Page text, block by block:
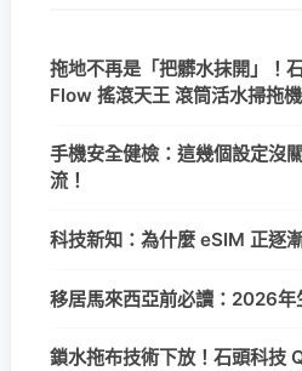
拖地不再是「把髒水抹開」！
Flow 搖滾天王 滾筒活水掃拖
手機安全健檢：這幾個設定沒
流！
科技新知：為什麼 eSIM 正逐
移居馬來西亞前必讀：2026年
鎖水拖布技術下放！石頭科技